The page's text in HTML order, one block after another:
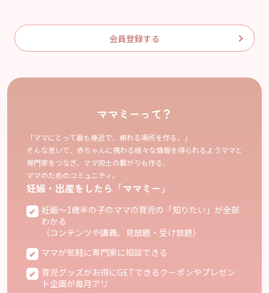
会員登録する
ママミーって？
「ママにとって最も身近で、頼れる場所を作る。」
そんな思いで、赤ちゃんに携わる様々な情報を得られるようママと
専門家をつなぎ、ママ同士の繋がりも作る、
ママのためのコミュニティ。
妊娠・出産をしたら「ママミー」
妊娠〜1歳半の子のママの育児の「知りたい」が全部
わかる
（コンテンツや講義、見放題・受け放題）
ママが気軽に専門家に相談できる
育児グッズがお得にGETできるクーポンやプレゼン
ト企画が毎月アリ